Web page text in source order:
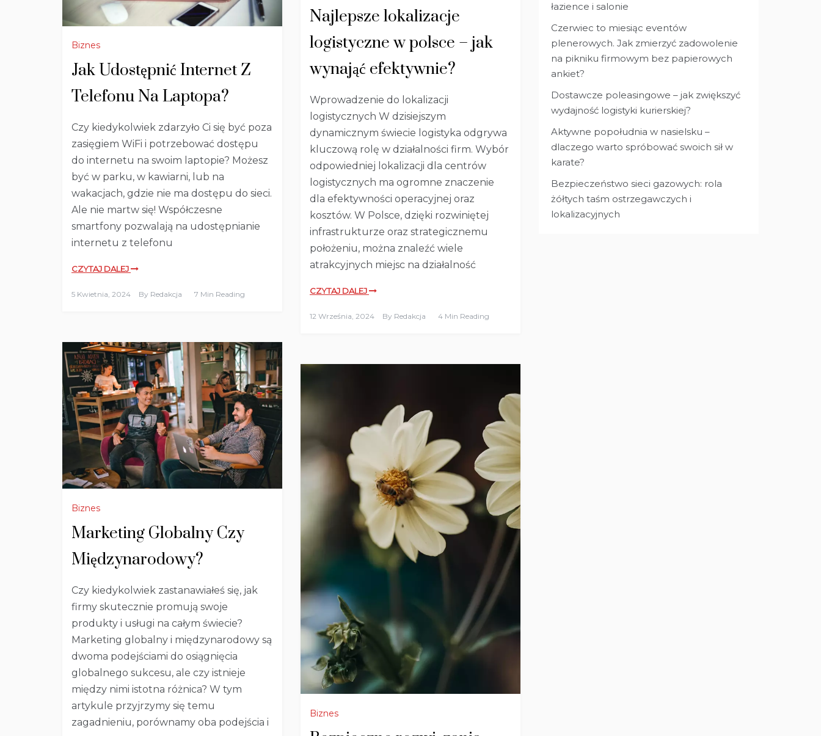
Najlepsze lokalizacje
logistyczne w polsce – jak
wynająć efektywnie?
Wprowadzenie do lokalizacji
logistycznych W dzisiejszym
dynamicznym świecie logistyka odgrywa
kluczową rolę w działalności firm. Wybór
odpowiedniej lokalizacji dla centrów
logistycznych ma ogromne znaczenie
dla efektywności operacyjnej oraz
kosztów. W Polsce, dzięki rozwiniętej
infrastrukturze oraz strategicznemu
położeniu, można znaleźć wiele
atrakcyjnych miejsc na działalność
CZYTAJ DALEJ
12 Września, 2024 By Redakcja 4 Min Reading
Biznes
Jak Udostępnić Internet Z
Telefonu Na Laptopa?
Czy kiedykolwiek zdarzyło Ci się być poza
zasięgiem WiFi i potrzebować dostępu
do internetu na swoim laptopie? Możesz
być w parku, w kawiarni, lub na
wakacjach, gdzie nie ma dostępu do sieci.
Ale nie martw się! Współczesne
smartfony pozwalają na udostępnianie
internetu z telefonu
CZYTAJ DALEJ
5 Kwietnia, 2024 By Redakcja 7 Min Reading
Biznes
Marketing Globalny Czy
Międzynarodowy?
Czy kiedykolwiek zastanawiałeś się, jak
firmy skutecznie promują swoje
produkty i usługi na całym świecie?
Marketing globalny i międzynarodowy są
dwoma podejściami do osiągnięcia
globalnego sukcesu, ale czy istnieje
między nimi istotna różnica? W tym
artykule przyjrzymy się temu
zagadnieniu, porównamy oba podejścia i
Biznes
łazience i salonie
Czerwiec to miesiąc eventów
plenerowych. Jak zmierzyć zadowolenie
na pikniku firmowym bez papierowych
ankiet?
Dostawcze poleasingowe – jak zwiększyć
wydajność logistyki kurierskiej?
Aktywne popołudnia w nasielsku –
dlaczego warto spróbować swoich sił w
karate?
Bezpieczeństwo sieci gazowych: rola
żółtych taśm ostrzegawczych i
lokalizacyjnych